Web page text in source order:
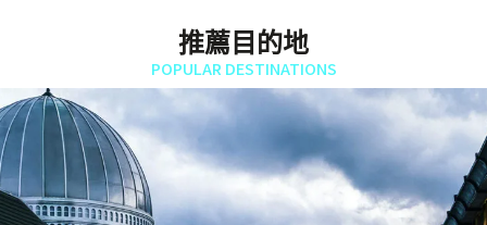
推薦目的地
POPULAR DESTINATIONS